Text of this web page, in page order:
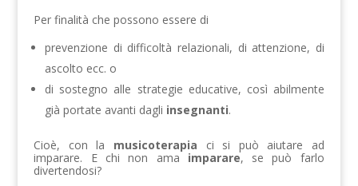
Per finalità che possono essere di
prevenzione di difficoltà relazionali, di attenzione, di
ascolto ecc. o
di sostegno alle strategie educative, così abilmente
già portate avanti dagli insegnanti.
Cioè, con la musicoterapia ci si può aiutare ad
imparare. E chi non ama imparare, se può farlo
divertendosi?